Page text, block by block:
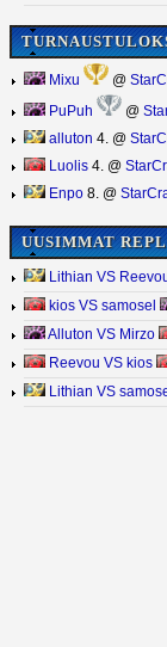
Mixu @
PuPuh @
alluton 4. @
Luolis 4. @
Enpo 8. @
UUSIMMAT
Lithian VS
kios VS samosel
Alluton VS Mirzo
Reevou VS kios
Lithian VS